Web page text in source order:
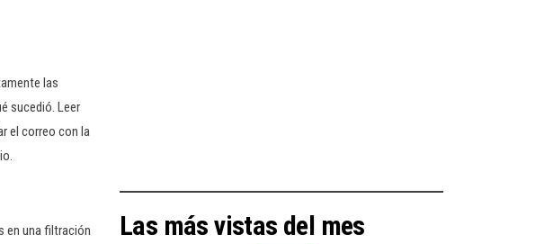
las
sucedió. Leer
el correo con la
en una filtración
Las más vistas del mes